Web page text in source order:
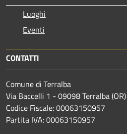
Luoghi
Eventi
CONTATTI
Comune di Terralba
Via Baccelli 1 - 09098 Terralba (OR)
Codice Fiscale: 00063150957
Partita IVA: 00063150957